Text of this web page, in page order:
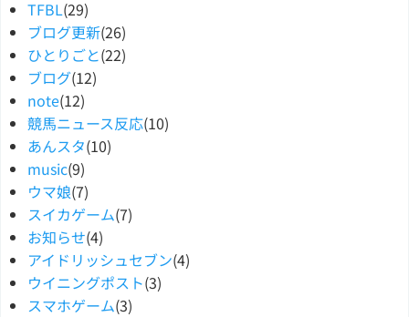
TFBL(29)
ブログ更新(26)
ひとりごと(22)
ブログ(12)
note(12)
競馬ニュース反応(10)
あんスタ(10)
music(9)
ウマ娘(7)
スイカゲーム(7)
お知らせ(4)
アイドリッシュセブン(4)
ウイニングポスト(3)
スマホゲーム(3)